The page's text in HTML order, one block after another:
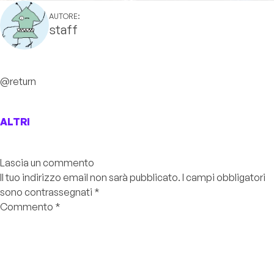
AUTORE:
staff
@return
ALTRI
Lascia un commento
Il tuo indirizzo email non sarà pubblicato. I campi obbligatori
sono contrassegnati *
Commento *